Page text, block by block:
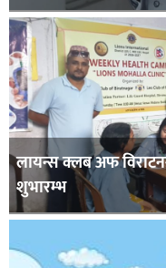
लायन्स क्लब अफ
शुभारम्भ